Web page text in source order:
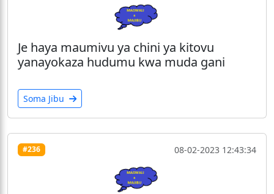
Je haya maumivu ya chini ya kitovu
yanayokaza hudumu kwa muda gani
Soma Jibu
#236 08-02-2023 12:43:34